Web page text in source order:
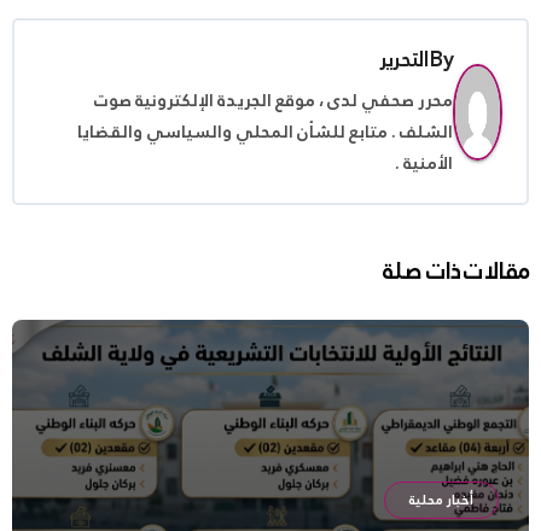
Byالتحرير
محرر صحفي لدى ، موقع الجريدة الإلكترونية صوت
الشلف . متابع للشأن المحلي والسياسي والقضايا
الأمنية .
مقالات ذات صلة
أخبار محلية